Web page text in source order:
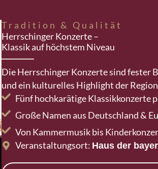
Tradition & Qualität
Herrschinger Konzerte –
Klassik auf höchstem Niveau
Die Herrschinger Konzerte sind fester
und ein kulturelles Highlight der
Fünf hochkarätige Klassikkonzerte
Große Namen aus Deutschland &
Von Kammermusik bis
Veranstaltungsort: Haus der